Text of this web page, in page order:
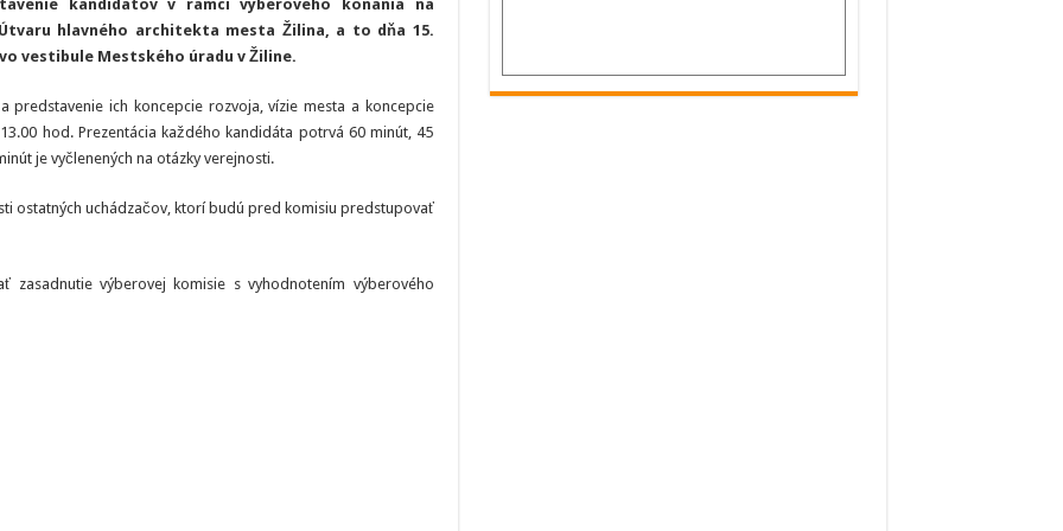
sa
uskutoční
verejné
predstavenie
pozíciu
riaditeľa
Útvaru
hlavného
architekta
kandidátov v rámci výberového konania na
hlavného architekta mesta Žilina, a to dňa 15.
vestibule Mestského úradu v Žiline.
predstavenie ich koncepcie rozvoja, vízie mesta a koncepcie
hod. Prezentácia každého kandidáta potrvá 60 minút, 45
je vyčlenených na otázky verejnosti.
ostatných uchádzačov, ktorí budú pred komisiu predstupovať
zasadnutie výberovej komisie s vyhodnotením výberového